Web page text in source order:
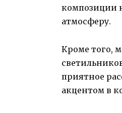
композиции
атмосферу.
Кроме того,
приятное
акцентом в